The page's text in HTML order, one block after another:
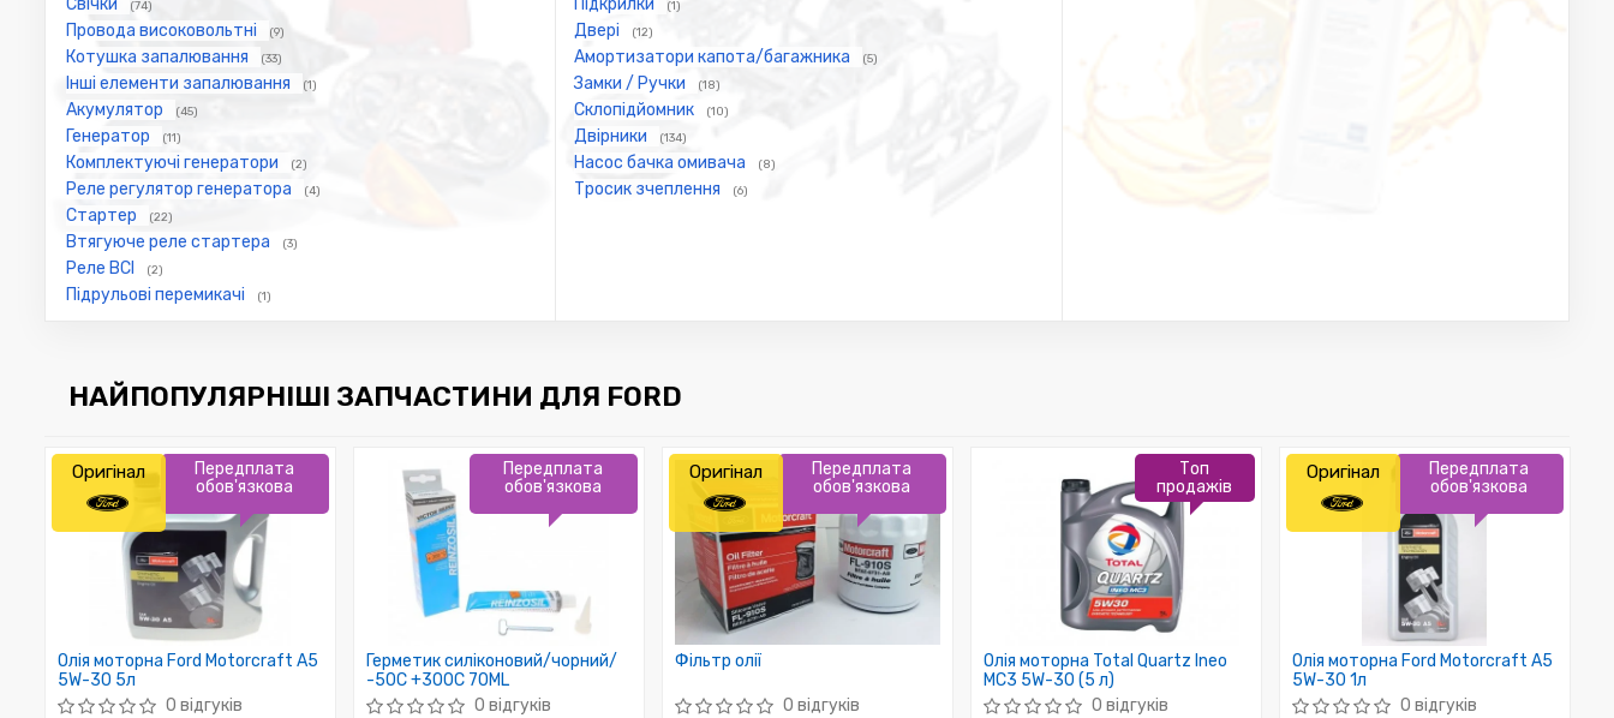
Свічки (74)
Провода високовольтні (9)
Котушка запалювання (33)
Інші елементи запалювання (1)
Акумулятор (45)
Генератор (11)
Комплектуючі генератори (2)
Реле регулятор генератора (4)
Стартер (22)
Втягуюче реле стартера (3)
Реле ВСІ (2)
Підрульові перемикачі (1)
Підкрилки (1)
Двері (12)
Амортизатори капота/багажника (5)
Замки / Ручки (18)
Склопідйомник (10)
Двірники (134)
Насос бачка омивача (8)
Тросик зчеплення (6)
НАЙПОПУЛЯРНІШІ ЗАПЧАСТИНИ ДЛЯ FORD
Олія моторна Ford Motorcraft A5
5W-30 5л
0 відгуків
Передплата
обов'язкова
Оригінал
Герметик силіконовий/чорний/
-50C +300C 70ML
0 відгуків
Передплата
обов'язкова
Фільтр олії
0 відгуків
Передплата
обов'язкова
Оригінал
Олія моторна Total Quartz Ineo
MC3 5W-30 (5 л)
0 відгуків
Топ
продажів
Олія моторна Ford Motorcraft A5
5W-30 1л
0 відгуків
Передплата
обов'язкова
Оригінал